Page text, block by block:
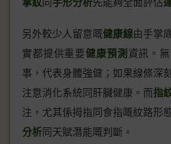
掌紋 同 手形分析先能夠全面評估
另外較少人留意嘅健康線由手掌
實都提供重要健康預測 資訊。無
事，代表身體強健；如果線條深
注意消化系統同肝臟健康。而指
注，尤其係拇指同食指嘅紋路形
分析 同天賦潛能嘅判斷。